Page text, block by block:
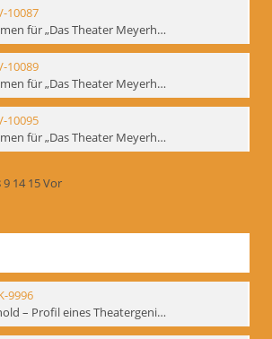
10087
Aufnahmen für „Das Theater Meyerholds und die Biomechanik“ (2). Demonstration der Etüde „Die Ohrfeige“ in verschiedenen Variationen, Ausschnitt 2 - Interne Signatur: BM-vid-2_A2
10089
Aufnahmen für „Das Theater Meyerholds und die Biomechanik“ (3). Etüde „Der Dolchstoß“, Ausschnitt 1 - Interne Signatur: BM-vid-3_A1
10095
Aufnahmen für „Das Theater Meyerholds und die Biomechanik“ (6). Biomechanische Grundelemente und szenische Umsetzung, Ausschnitt 1 - Interne Signatur: BM-vid-6_A1
9 14 15Vor
9996
Meyerhold – Profil eines Theatergenies. Vortrag. Arbeitsdemonstration - interne Signatur: BM-prt-203